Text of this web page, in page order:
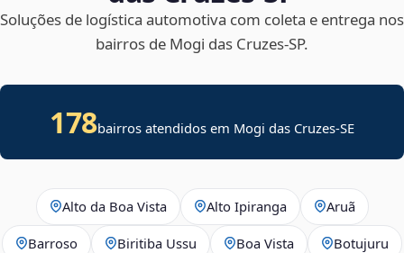
Soluções de logística automotiva com coleta e entrega nos
bairros de Mogi das Cruzes‑SP.
178bairros atendidos em Mogi das Cruzes-SE
Alto da Boa Vista Alto Ipiranga Aruã
Barroso Biritiba Ussu Boa Vista Botujuru